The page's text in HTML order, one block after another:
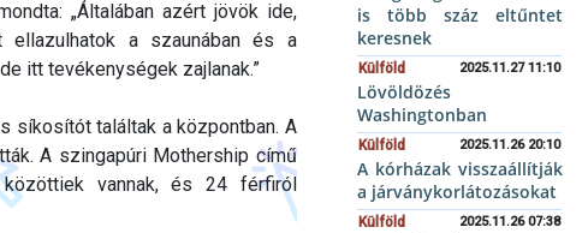
„Általában azért jövök ide,
ellazulhatok a szaunában és a
itt tevékenységek zajlanak.”
síkosítót találtak a központban. A
A szingapúri Mothership című
vannak, és 24 férfiról
is több száz eltűntet
keresnek
Külföld 2025.11.27 11:10
Lövöldözés
Washingtonban
Külföld 2025.11.26 20:10
A kórházak visszaállítják
a járványkorlátozásokat
Külföld 2025.11.26 07:38